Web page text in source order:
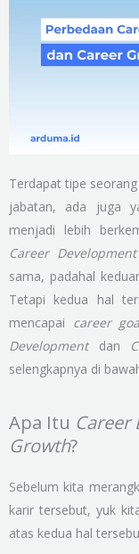
Terdapat tipe
jabatan, ada juga
menjadi lebih
Career Development
sama, padahal
Tetapi kedua hal
mencapai career
Developmentdan
selengkapnya di
Apa Itu Career
Growth?
Sebelum kita
karir tersebut, yuk
atas kedua hal